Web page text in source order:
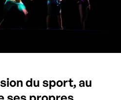
du sport, au